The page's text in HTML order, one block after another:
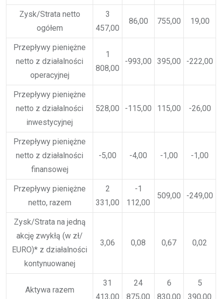
Zysk/Strata netto
ogółem
3
457,00
86,00 755,00 19,00
Przepływy pieniężne
netto z działalności
operacyjnej
1
808,00
-993,00 395,00 -222,00
Przepływy pieniężne
netto z działalności
inwestycyjnej
528,00 -115,00 115,00 -26,00
Przepływy pieniężne
netto z działalności
finansowej
-5,00 -4,00 -1,00 -1,00
Przepływy pieniężne
netto, razem
2
331,00
-1
112,00
509,00 -249,00
Zysk/Strata na jedną
akcję zwykłą (w zł/
EURO)* z działalności
kontynuowanej
3,06 0,08 0,67 0,02
Aktywa razem
31
413,00
24
875,00
6
830,00
5
390,00